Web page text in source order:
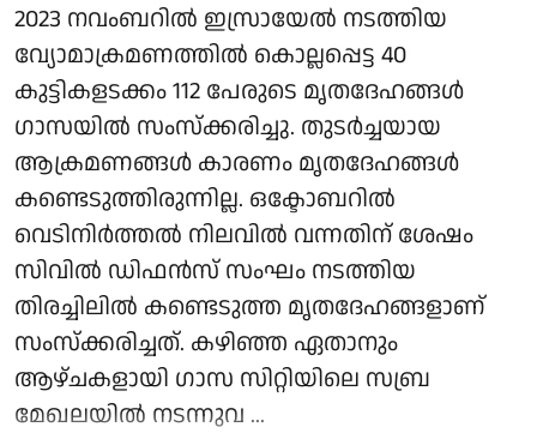
2023 നവംബറില്‍ ഇസ്രായേല്‍ നടത്തിയ
വ്യോമാക്രമണത്തില്‍ കൊല്ലപ്പെട്ട 40
കുട്ടികളടക്കം 112 പേരുടെ മൃതദേഹങ്ങള്‍
ഗാസയില്‍ സംസ്‌ക്കരിച്ചു. തുടര്‍ച്ചയായ
ആക്രമണങ്ങള്‍ കാരണം മൃതദേഹങ്ങള്‍
കണ്ടെടുത്തിരുന്നില്ല. ഒക്ടോബറില്‍
വെടിനിര്‍ത്തല്‍ നിലവില്‍ വന്നതിന് ശേഷം
സിവില്‍ ഡിഫന്‍സ് സംഘം നടത്തിയ
തിരച്ചിലില്‍ കണ്ടെടുത്ത മൃതദേഹങ്ങളാണ്
സംസ്‌ക്കരിച്ചത്. കഴിഞ്ഞ ഏതാനും
ആഴ്ചകളായി ഗാസ സിറ്റിയിലെ സബ്ര
മേഖലയില്‍ നടന്നുവ ...